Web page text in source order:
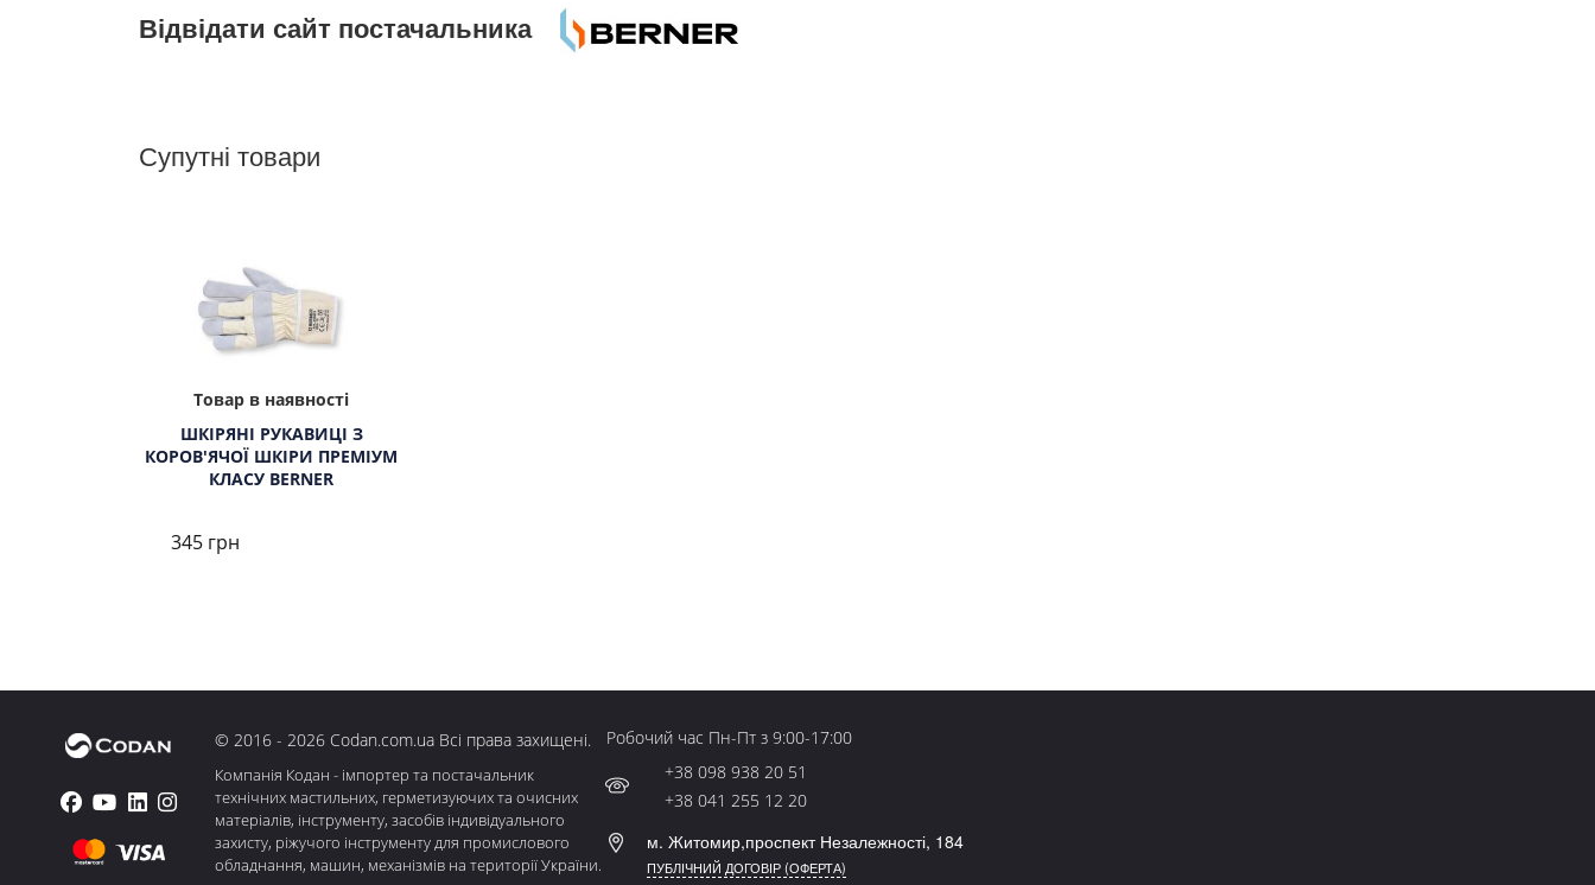
Відвідати сайт постачальника
Супутні товари
Товар в наявності
ШКІРЯНІ РУКАВИЦІ З
КОРОВ'ЯЧОЇ ШКІРИ ПРЕМІУМ
КЛАСУ BERNER
345 грн
© 2016 - 2026 Codan.com.ua Всі права захищені.
Компанія Кодан - імпортер та постачальник
технічних мастильних, герметизуючих та очисних
матеріалів, інструменту, засобів індивідуального
захисту, ріжучого інструменту для промислового
обладнання, машин, механізмів на території України.
Робочий час Пн-Пт з 9:00-17:00
+38 098 938 20 51
+38 041 255 12 20
м. Житомир,проспект Незалежності, 184
ПУБЛІЧНИЙ ДОГОВІР (ОФЕРТА)